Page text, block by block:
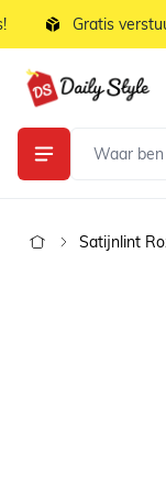
Ga naar de inhoud
Gratis
Satijnlint